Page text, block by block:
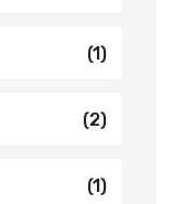
(1)
(2)
(1)